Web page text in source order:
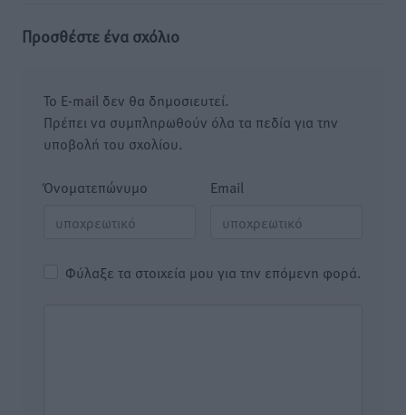
Προσθέστε ένα σχόλιο
Το E-mail δεν θα δημοσιευτεί.
Πρέπει να συμπληρωθούν όλα τα πεδία για την
υποβολή του σχολίου.
Όνοματεπώνυμο Email
Φύλαξε τα στοιχεία μου για την επόμενη φορά.